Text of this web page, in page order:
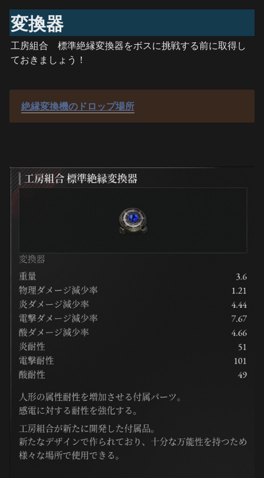
変換器
工房組合　標準絶縁変換器をボスに挑戦する前に取得し
ておきましょう！
絶縁変換機のドロップ場所